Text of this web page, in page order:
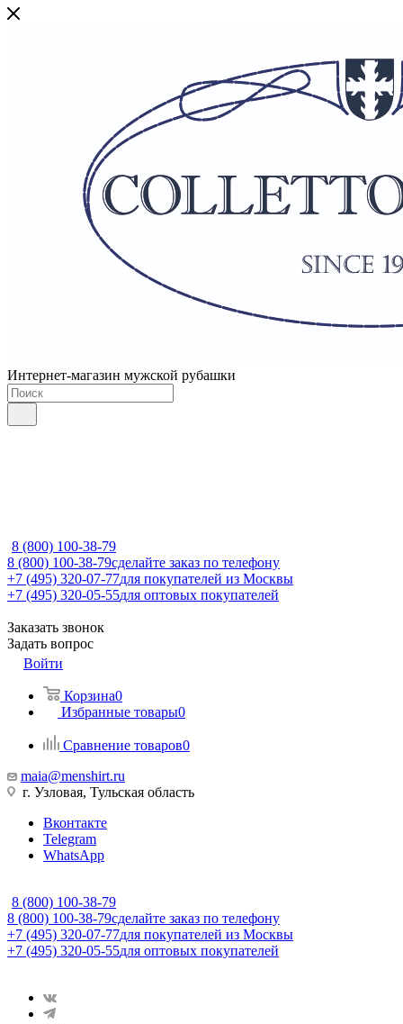
Интернет-магазин мужской рубашки
8 (800) 100-38-79
8 (800) 100-38-79сделайте заказ по телефону
+7 (495) 320-07-77для покупателей из Москвы
+7 (495) 320-05-55для оптовых покупателей
Заказать звонок
Задать вопрос
Войти
Корзина0
Избранные товары0
Сравнение товаров0
maia@menshirt.ru
г. Узловая, Тульская область
Вконтакте
Telegram
WhatsApp
8 (800) 100-38-79
8 (800) 100-38-79сделайте заказ по телефону
+7 (495) 320-07-77для покупателей из Москвы
+7 (495) 320-05-55для оптовых покупателей